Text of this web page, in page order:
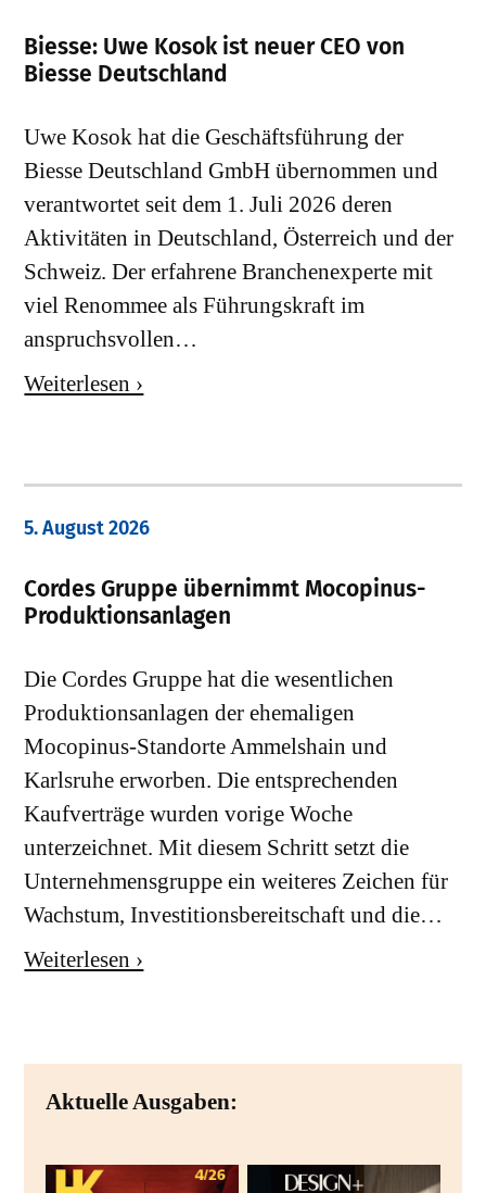
Biesse: Uwe Kosok ist neuer CEO von
Biesse Deutschland
Uwe Kosok hat die Geschäftsführung der
Biesse Deutschland GmbH übernommen und
verantwortet seit dem 1. Juli 2026 deren
Aktivitäten in Deutschland, Österreich und der
Schweiz. Der erfahrene Branchenexperte mit
viel Renommee als Führungskraft im
anspruchsvollen…
Weiterlesen ›
5. August 2026
Cordes Gruppe übernimmt Mocopinus-
Produktionsanlagen
Die Cordes Gruppe hat die wesentlichen
Produktionsanlagen der ehemaligen
Mocopinus-Standorte Ammelshain und
Karlsruhe erworben. Die entsprechenden
Kaufverträge wurden vorige Woche
unterzeichnet. Mit diesem Schritt setzt die
Unternehmensgruppe ein weiteres Zeichen für
Wachstum, Investitionsbereitschaft und die…
Weiterlesen ›
Aktuelle Ausgaben: